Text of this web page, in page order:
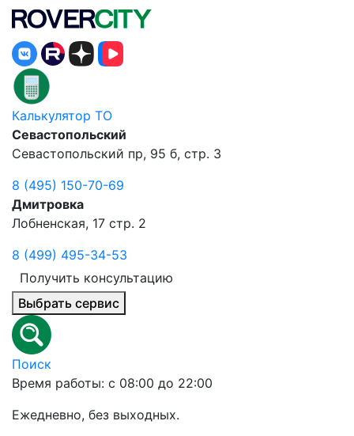
Калькулятор ТО
Севастопольский
Севастопольский пр, 95 б, стр. 3
8 (495) 150-70-69
Дмитровка
Лобненская, 17 стр. 2
8 (499) 495-34-53
Получить консультацию
Выбрать сервис
Поиск
Время работы: с 08:00 до 22:00
Ежедневно, без выходных.